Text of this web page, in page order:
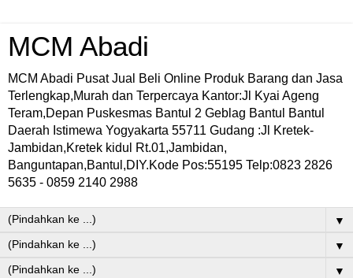
MCM Abadi
MCM Abadi Pusat Jual Beli Online Produk Barang dan Jasa
Terlengkap,Murah dan Terpercaya Kantor:Jl Kyai Ageng
Teram,Depan Puskesmas Bantul 2 Geblag Bantul Bantul
Daerah Istimewa Yogyakarta 55711 Gudang :Jl Kretek-
Jambidan,Kretek kidul Rt.01,Jambidan,
Banguntapan,Bantul,DIY.Kode Pos:55195 Telp:0823 2826
5635 - 0859 2140 2988
▼
▼
▼